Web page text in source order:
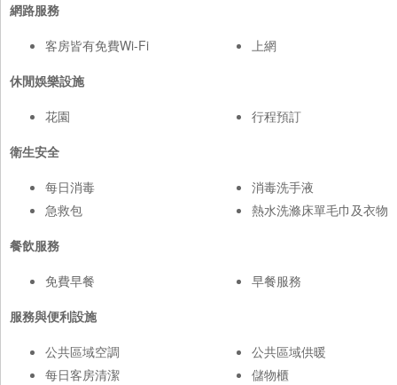
網路服務
客房皆有免費Wi-Fi
上網
休閒娛樂設施
花園
行程預訂
衛生安全
每日消毒
急救包
消毒洗手液
熱水洗滌床單毛巾及衣物
餐飲服務
免費早餐
早餐服務
服務與便利設施
公共區域空調
每日客房清潔
公共區域供暖
儲物櫃